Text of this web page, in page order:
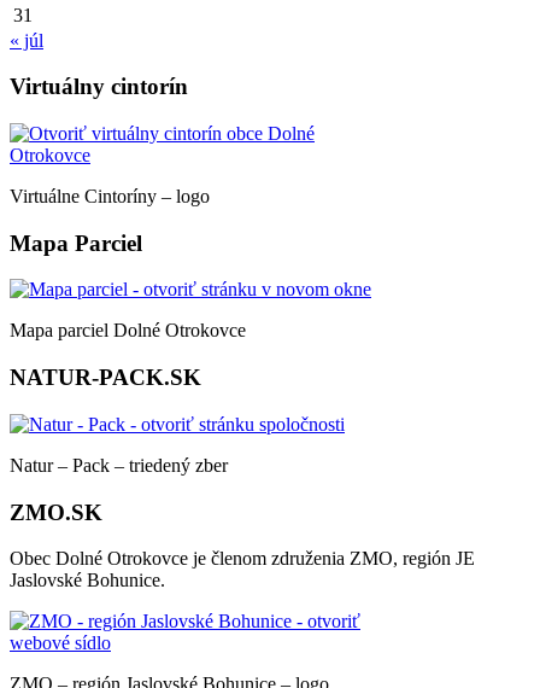
31
« júl
Virtuálny cintorín
Virtuálne Cintoríny – logo
Mapa Parciel
Mapa parciel Dolné Otrokovce
NATUR-PACK.SK
Natur – Pack – triedený zber
ZMO.SK
Obec Dolné Otrokovce je členom združenia ZMO, región JE
Jaslovské Bohunice.